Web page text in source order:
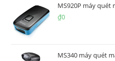
MS920P máy quét
₫0
MS340 máy quét